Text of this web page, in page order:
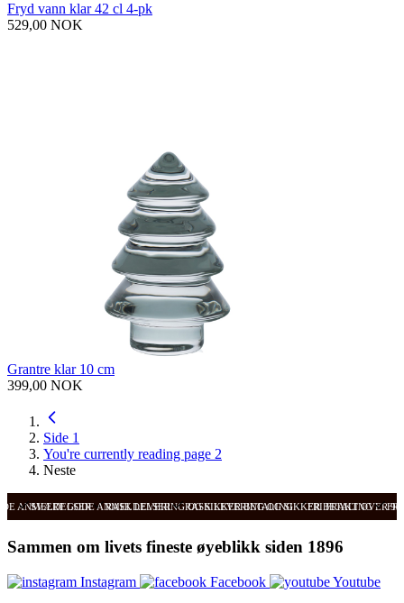
Fryd vann klar 42 cl 4-pk
529,00 NOK
Grantre klar 10 cm
399,00 NOK
Side 1
You're currently reading page 2
Neste
ANMELDELSER RASK LEVERING OG SIKKER BETALING FRI FRAKT OVER
SVÆRT GODE ANMELDELSER RASK LEVERING OG SIKKER BETALING
Sammen om livets fineste øyeblikk siden 1896
Instagram Facebook
Youtube